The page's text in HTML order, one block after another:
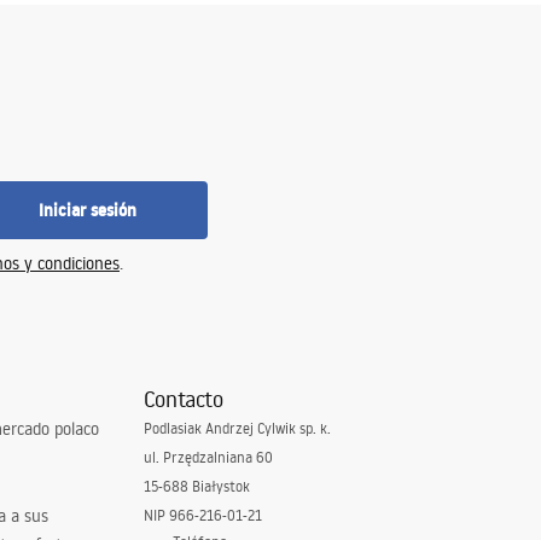
Iniciar sesión
y condiciones.
polaco
a sus
Contacto
Podlasiak Andrzej Cylwik sp. k.
ul. Przędzalniana 60
15-688 Białystok
NIP 966-216-01-21